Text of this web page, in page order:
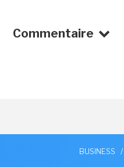
Commentaire
BUSINESS /